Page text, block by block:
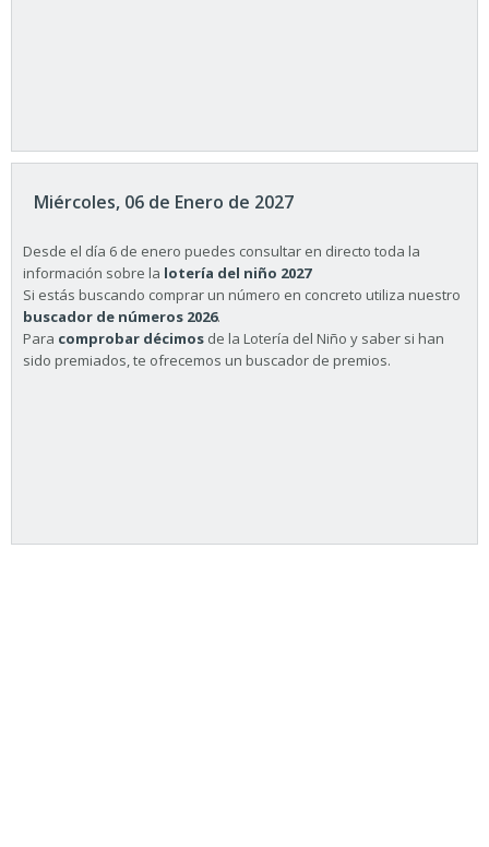
Miércoles, 06 de Enero de 2027
Desde el día 6 de enero puedes consultar en directo toda la
información sobre la lotería del niño 2027
Si estás buscando comprar un número en concreto utiliza nuestro
buscador de números 2026.
Para comprobar décimos de la Lotería del Niño y saber si han
sido premiados, te ofrecemos un buscador de premios.